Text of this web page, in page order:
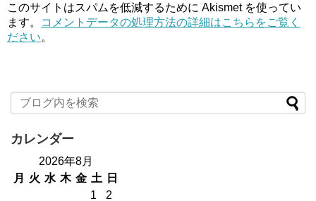
このサイトはスパムを低減するために Akismet を使ってい
ます。
コメントデータの処理方法の詳細はこちらをご覧く
ださい。
カレンダー
2026年8月
月
火 水 木 金 土
日
1
2